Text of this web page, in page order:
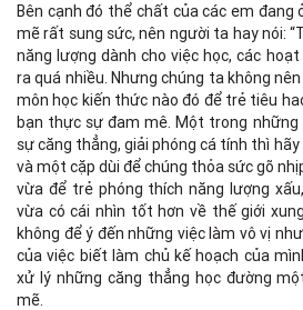
Bên cạnh đó thể chất của các em
mẽ rất sung sức, nên người ta hay nói:
năng lượng dành cho việc học, các
ra quá nhiều. Nhưng chúng ta không
môn học kiến thức nào đó để trẻ tiêu
bạn thực sự đam mê. Một trong
sự căng thẳng, giải phóng cá tính thì
và một cặp dùi để chúng thỏa sức gõ
vừa để trẻ phóng thích năng lượng
vừa có cái nhìn tốt hơn về thế giới
không để ý đến những việc làm vô vị
của việc biết làm chủ kế hoạch của
xử lý những căng thẳng học đường
mẽ.